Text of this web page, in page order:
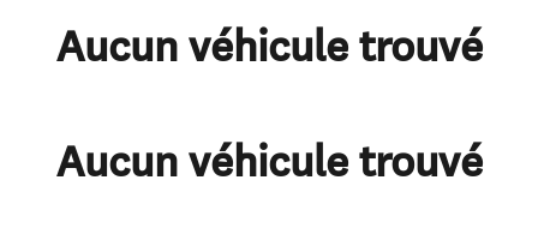
Aucun véhicule trouvé
Aucun véhicule trouvé